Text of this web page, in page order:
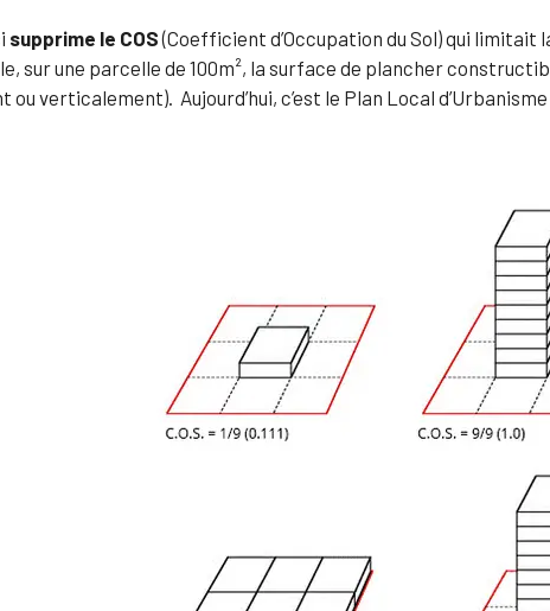
supprime le COS(Coefficient d’Occupation du Sol) qui limitait
sur une parcelle de 100m², la surface de plancher
ou verticalement). Aujourd’hui, c’est le Plan Local